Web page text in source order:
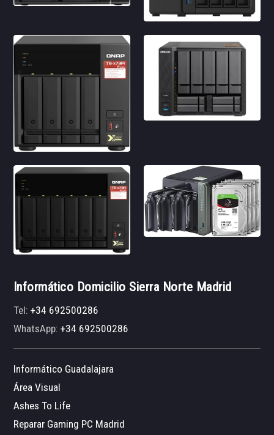
Informático Domicilio Sierra Norte Madrid
Tel:+34 692500286
WhatsApp:+34 692500286
Informático Guadalajara
Área Visual
Ashes To Life
Reparar Gaming PC Madrid